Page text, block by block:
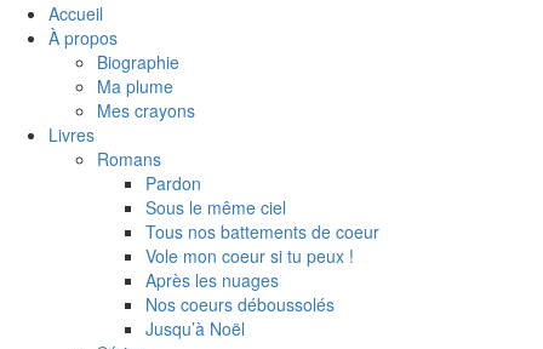
Accueil
À propos
Biographie
Ma plume
Mes crayons
Livres
Romans
Pardon
Sous le même ciel
Tous nos battements de coeur
Vole mon coeur si tu peux !
Après les nuages
Nos coeurs déboussolés
Jusqu’à Noël